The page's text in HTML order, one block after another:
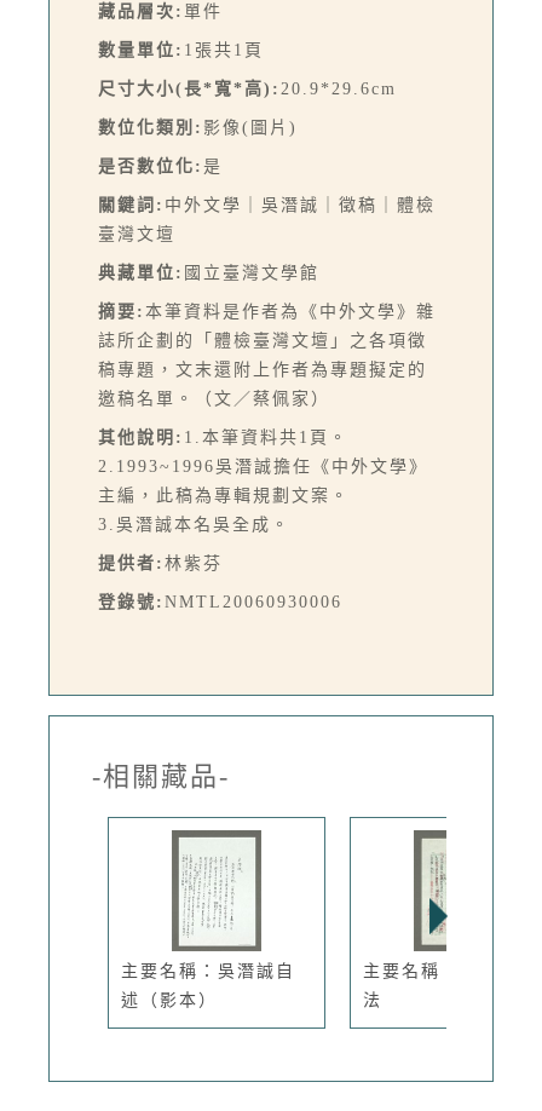
藏品層次: 單件
數量單位: 1張共1頁
尺寸大小(長*寬*高): 20.9*29.6cm
數位化類別: 影像(圖片)
是否數位化: 是
關鍵詞: 中外文學｜吳潛誠｜徵稿｜體檢
臺灣文壇
典藏單位: 國立臺灣文學館
摘要: 本筆資料是作者為《中外文學》雜
誌所企劃的「體檢臺灣文壇」之各項徵
稿專題，文末還附上作者為專題擬定的
邀稿名單。（文／蔡佩家）
其他說明: 1.本筆資料共1頁。
2.1993~1996吳潛誠擔任《中外文學》
主編，此稿為專輯規劃文案。
3.吳潛誠本名吳全成。
提供者: 林紫芬
登錄號: NMTL20060930006
-相關藏品-
主要名稱：吳潛誠自
述（影本）
主要名稱：精神醫療
法